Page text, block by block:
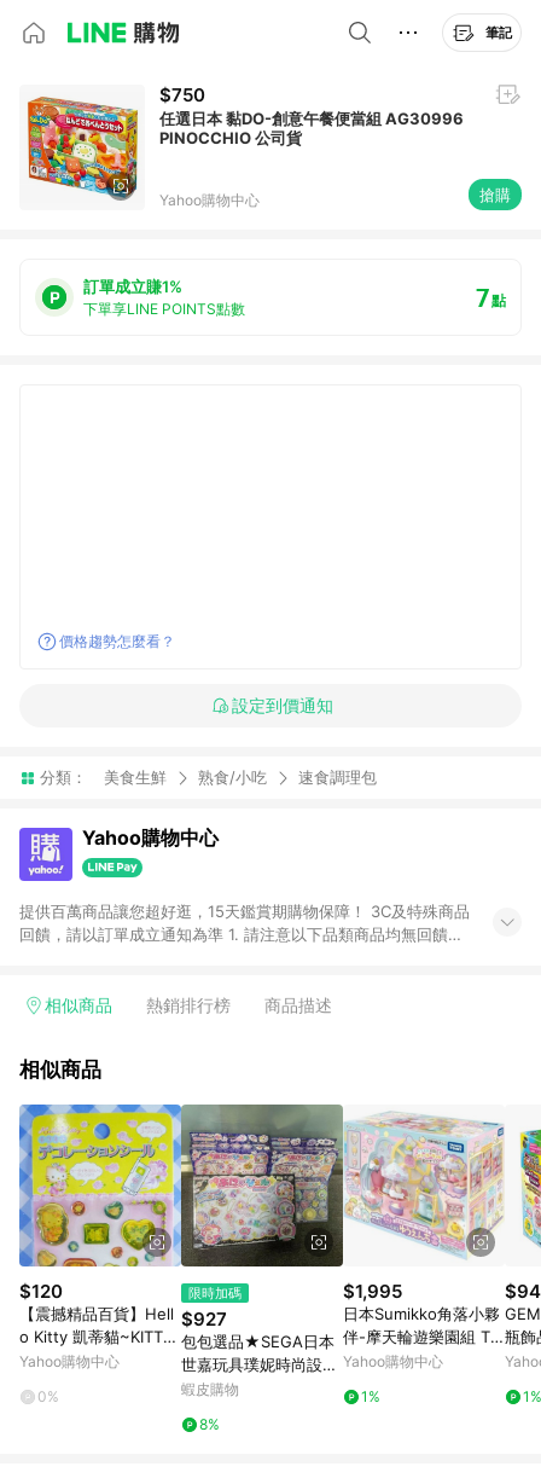
筆記
$750
任選日本 黏DO-創意午餐便當組 AG30996
PINOCCHIO 公司貨
Yahoo購物中心 搶購
訂單成立賺1%
下單享LINE POINTS點數 7點
價格趨勢怎麼看？
設定到價通知
分類： 美食生鮮 熟食/小吃 速食調理包
Yahoo購物中心
提供百萬商品讓您超好逛，15天鑑賞期購物保障！ 3C及特殊商品
回饋，請以訂單成立通知為準 1. 請注意以下品類商品均無回饋：
電玩/遊戲/相機/單眼/鏡頭/拍立得 [2024/6/1起適用] -內接硬
的購回饋活動享Yahoo超贈點回饋者 - 購物中心商店之商品：商
3. 訂單回饋金額將扣除運費/購物金/超贈點/福利金/紅利折抵/折
價券等虛擬貨幣折抵 4. 大宗採購或批發轉賣不具回饋資格： 如
有相關事證認定您為大宗採購、批發轉賣而非最終消費使用者，
相關認定以Yahoo購物中心之認定為準
相似商品 熱銷排行榜 商品描述
相似商品
$120
【震撼精品百貨】Hell
o Kitty 凱蒂貓~KITTY
立體貼紙-玫瑰
Yahoo購物中心
0%
限時加碼
$927
包包選品★SEGA日本
世嘉玩具璞妮時尚設計
工坊美甲套裝凝膠滴膠
蝦皮購物
8%
$1,995
日本Sumikko角落小夥
伴-摩天輪遊樂園組 TP
91515 TAKARA TOMY
Yahoo購物中心
1%
瓶飾
1%